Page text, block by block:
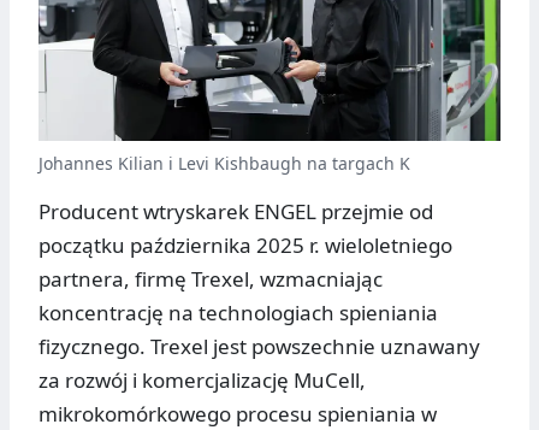
Johannes Kilian i Levi Kishbaugh na targach K
Producent wtryskarek ENGEL przejmie od
początku października 2025 r. wieloletniego
partnera, firmę Trexel, wzmacniając
koncentrację na technologiach spieniania
fizycznego. Trexel jest powszechnie uznawany
za rozwój i komercjalizację MuCell,
mikrokomórkowego procesu spieniania w